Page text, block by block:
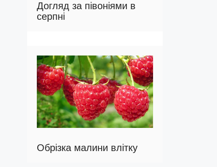
Догляд за півоніями в
серпні
Обрізка малини влітку